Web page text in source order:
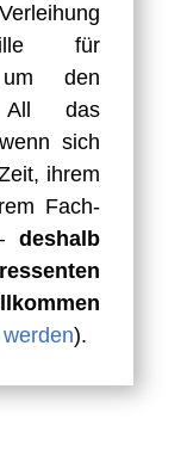
für
um den
All das
sich
ihrem
Fach­
–deshalb
).